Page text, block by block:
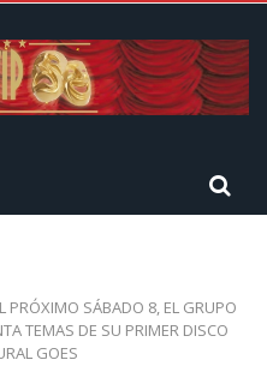
PRÓXIMO SÁBADO 8, EL GRUPO
TEMAS DE SU PRIMER DISCO
GOES